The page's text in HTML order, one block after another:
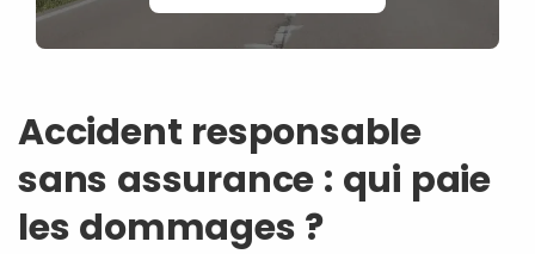
Accident responsable
sans assurance : qui paie
les dommages ?